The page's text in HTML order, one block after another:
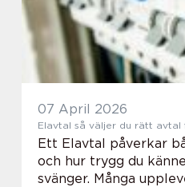
07 April 2026
Elavtal så väljer du rätt
Ett Elavtal påverkar
och hur trygg du
svänger. Många